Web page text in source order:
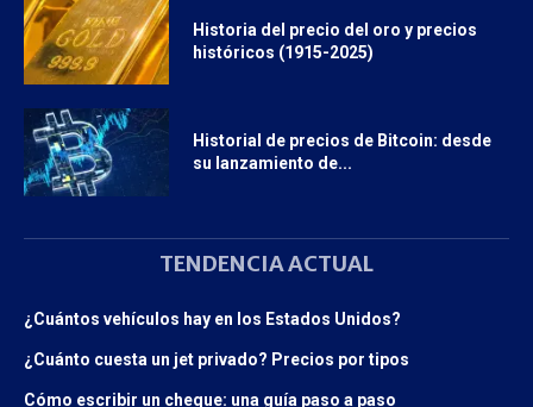
Historia del precio del oro y precios
históricos (1915-2025)
Historial de precios de Bitcoin: desde
su lanzamiento de...
TENDENCIA ACTUAL
¿Cuántos vehículos hay en los Estados Unidos?
¿Cuánto cuesta un jet privado? Precios por tipos
Cómo escribir un cheque: una guía paso a paso